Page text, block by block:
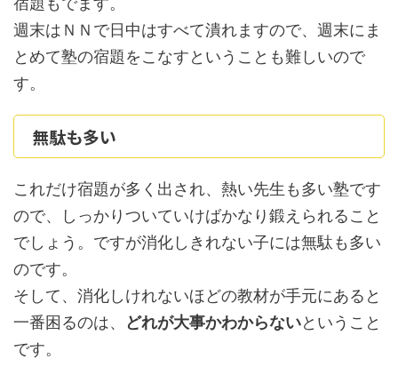
週末はＮＮで日中はすべて潰れますので、週末にま
とめて塾の宿題をこなすということも難しいので
す。
無駄も多い
これだけ宿題が多く出され、熱い先生も多い塾です
ので、しっかりついていけばかなり鍛えられること
でしょう。ですが消化しきれない子には無駄も多い
のです。
そして、消化しけれないほどの教材が手元にあると
一番困るのは、
どれが大事かわからないということ
です。